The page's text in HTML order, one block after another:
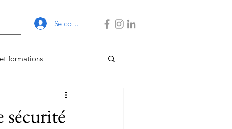
Se connecter
formations
sécurité